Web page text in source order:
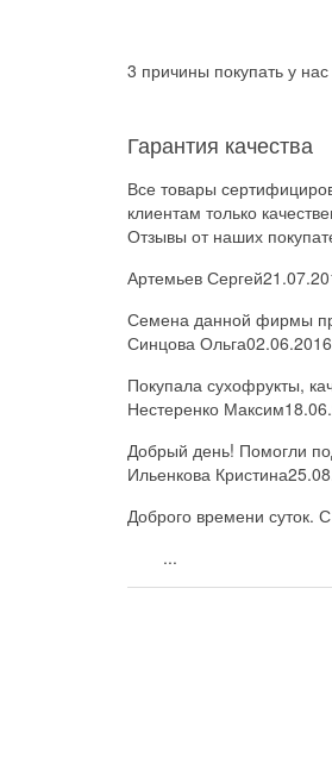
3 причины покупать у нас
Гарантия качества
Все товары
клиентам только
Отзывы от наших
Артемьев Сергей
Семена данной фирмы
Синцова Ольга02.06.2016
Покупала сухофрукты,
Нестеренко Максим
Добрый день! Помогли
Ильенкова Кристина
Доброго времени суток.
...